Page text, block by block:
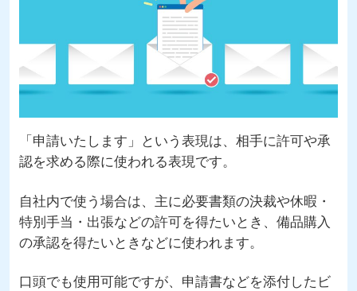
「申請いたします」という表現は、相手に許可や承
認を求める際に使われる表現です。
自社内で使う場合は、主に必要書類の決裁や休暇・
特別手当・出張などの許可を得たいとき、備品購入
の承認を得たいときなどに使われます。
口頭でも使用可能ですが、申請書などを添付したビ